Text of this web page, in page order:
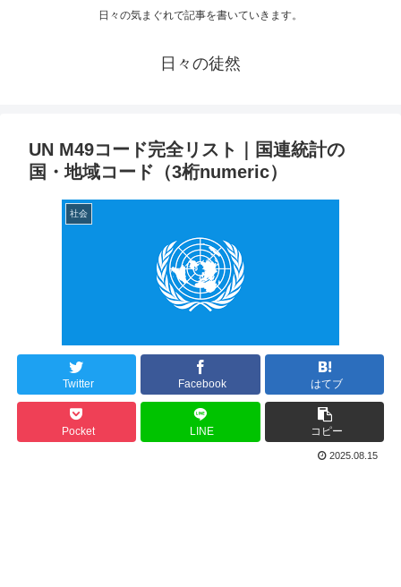
日々の気まぐれで記事を書いていきます。
日々の徒然
UN M49コード完全リスト｜国連統計の
国・地域コード（3桁numeric）
社会
Twitter Facebook はてブ
Pocket LINE コピー
2025.08.15